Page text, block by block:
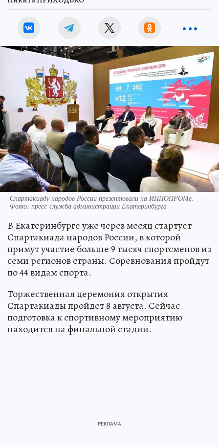
Спартакиаду народов России презентовали на ИННОПРОМе.
Фото: пресс-служба администрации Екатеринбурга
В Екатеринбурге уже через месяц стартует
Спартакиада народов России, в которой
примут участие больше 9 тысяч спортсменов из
семи регионов страны. Соревнования пройдут
по 44 видам спорта.
Торжественная церемония открытия
Спартакиады пройдет 8 августа. Сейчас
подготовка к спортивному мероприятию
находится на финальной стадии.